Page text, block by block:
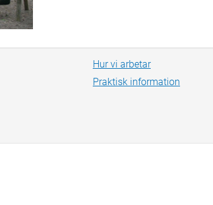
Hur vi arbetar
Praktisk information